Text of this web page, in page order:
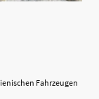
Fahrzeugen